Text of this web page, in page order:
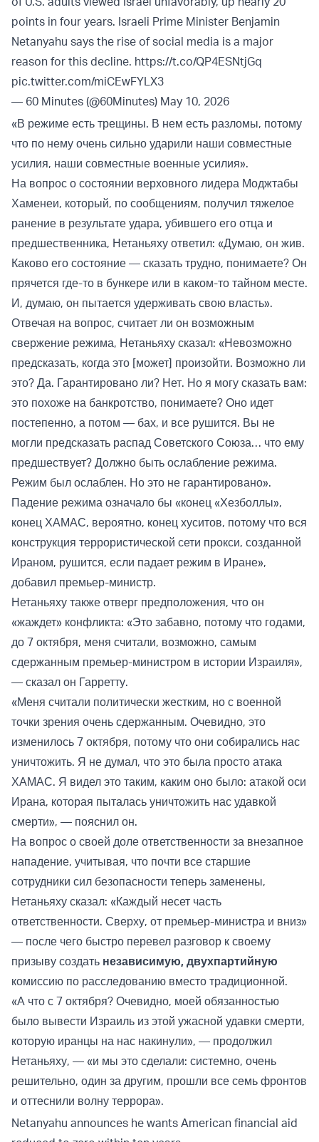
points in four years. Israeli Prime Minister Benjamin
Netanyahu says the rise of social media is a major
reason for this decline. https://t.co/QP4ESNtjGq
pic.twitter.com/miCEwFYLX3
— 60 Minutes (@60Minutes) May 10, 2026
«В режиме есть трещины. В нем есть разломы, потому
что по нему очень сильно ударили наши совместные
усилия, наши совместные военные усилия».
На вопрос о состоянии верховного лидера Моджтабы
Хаменеи, который, по сообщениям, получил тяжелое
ранение в результате удара, убившего его отца и
предшественника, Нетаньяху ответил: «Думаю, он жив.
Каково его состояние — сказать трудно, понимаете? Он
прячется где-то в бункере или в каком-то тайном месте.
И, думаю, он пытается удерживать свою власть».
Отвечая на вопрос, считает ли он возможным
свержение режима, Нетаньяху сказал: «Невозможно
предсказать, когда это [может] произойти. Возможно ли
это? Да. Гарантировано ли? Нет. Но я могу сказать вам:
это похоже на банкротство, понимаете? Оно идет
постепенно, а потом — бах, и все рушится. Вы не
могли предсказать распад Советского Союза… что ему
предшествует? Должно быть ослабление режима.
Режим был ослаблен. Но это не гарантировано».
Падение режима означало бы «конец «Хезболлы»,
конец ХАМАС, вероятно, конец хуситов, потому что вся
конструкция террористической сети прокси, созданной
Ираном, рушится, если падает режим в Иране»,
добавил премьер-министр.
Нетаньяху также отверг предположения, что он
«жаждет» конфликта: «Это забавно, потому что годами,
до 7 октября, меня считали, возможно, самым
сдержанным премьер-министром в истории Израиля»,
— сказал он Гарретту.
«Меня считали политически жестким, но с военной
точки зрения очень сдержанным. Очевидно, это
изменилось 7 октября, потому что они собирались нас
уничтожить. Я не думал, что это была просто атака
ХАМАС. Я видел это таким, каким оно было: атакой оси
Ирана, которая пыталась уничтожить нас удавкой
смерти», — пояснил он.
На вопрос о своей доле ответственности за внезапное
нападение, учитывая, что почти все старшие
сотрудники сил безопасности теперь заменены,
Нетаньяху сказал: «Каждый несет часть
ответственности. Сверху, от премьер-министра и вниз»
— после чего быстро перевел разговор к своему
призыву создать независимую, двухпартийную
комиссию по расследованию вместо традиционной.
«А что с 7 октября? Очевидно, моей обязанностью
было вывести Израиль из этой ужасной удавки смерти,
которую иранцы на нас накинули», — продолжил
Нетаньяху, — «и мы это сделали: системно, очень
решительно, один за другим, прошли все семь фронтов
и оттеснили волну террора».
Netanyahu announces he wants American financial aid